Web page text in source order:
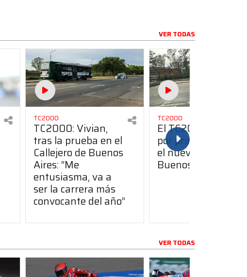
VER TODAS
TC2000
TC2000: Vivian,
tras la prueba en el
Callejero de Buenos
Aires: “Me
entusiasma, va a
ser la carrera más
convocante del año”
TC2000
El TC2000 aceleró
por primera vez en
el nuevo Callejero
Buenos Aires
VER TODAS